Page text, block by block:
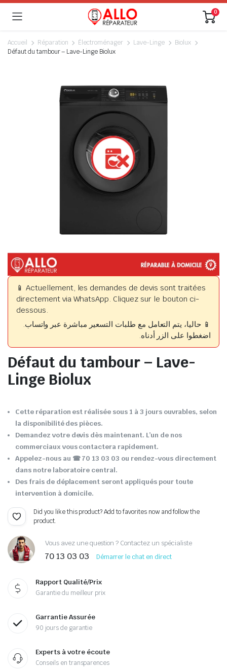
0
Accueil Réparation Électroménager Lave-Linge
Biolux
Défaut du tambour – Lave-Linge Biolux
📱 Actuellement, les demandes de devis sont traitées
directement via WhatsApp. Cliquez sur le bouton ci-
dessous.
📱 حاليا، يتم التعامل مع طلبات التسعير مباشرة عبر واتساب.
اضغطوا على الزر أدناه.
Défaut du tambour – Lave-
Linge Biolux
Cette réparation est réalisée sous 1 à 3 jours ouvrables, selon
la disponibilité des pièces.
Demandez votre devis dès maintenant. L’un de nos
commerciaux vous contactera rapidement.
Appelez-nous au ☎ 70 13 03 03 ou rendez-vous directement
dans notre laboratoire central.
Des frais de déplacement seront appliqués pour toute
intervention à domicile.
Did you like this product? Add to favorites now and follow the
product.
Vous avez une question ? Contactez un spécialiste
70 13 03 03 Démarrer le chat en direct
Rapport Qualité/Prix
Garantie du meilleur prix
Garrantie Assurée
90 jours de garantie
Experts à votre écoute
Conseils en transparences